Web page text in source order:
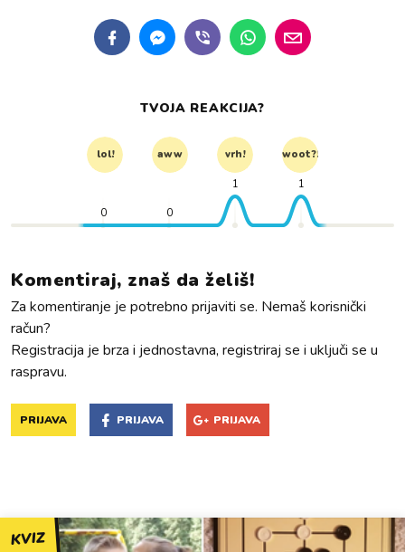
TVOJA REAKCIJA?
lol! aww vrh! woot?!
0 0
1 1
Komentiraj, znaš da želiš!
Za komentiranje je potrebno prijaviti se. Nemaš korisnički
račun?
Registracija je brza i jednostavna, registriraj se i uključi se u
raspravu.
PRIJAVA PRIJAVA PRIJAVA
KVIZ